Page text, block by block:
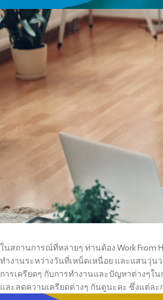
ในสถานการณ์ที่หลายๆ ท่านต้อง Work From
ทำงานระหว่างวันที่เหน็ดเหนื่อย และแสนวุ่น
การเครียดๆ กับการทำงานและปัญหาต่างๆใ
และลดความเครียดต่างๆ กันดูนะคะ ซึ่งแต่ละ